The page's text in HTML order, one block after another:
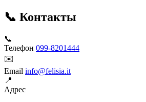
📞 Контакты
📞
Телефон 099-8201444
✉️
Email info@felisia.it
📍
Адрес